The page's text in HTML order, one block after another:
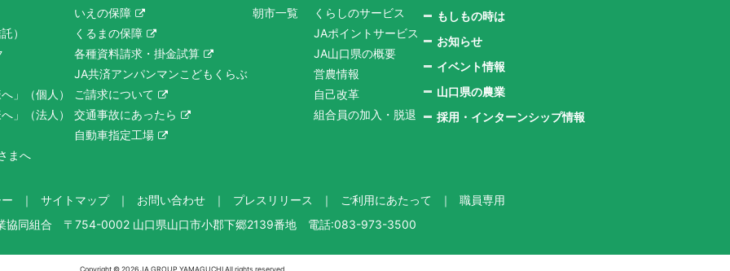
）
」（個人）
」（法人）
いえの保障
くるまの保障
各種資料請求・掛金試算
JA共済アンパンマンこどもくらぶ
ご請求について
交通事故にあったら
自動車指定工場
朝市一覧
くらしのサービス
JAポイントサービス
JA山口県の概要
営農情報
自己改革
組合員の加入・脱退
もしもの時は
お知らせ
イベント情報
山口県の農業
採用・インターンシップ情報
まへ
サイトマップ お問い合わせ プレスリリース ご利用にあたって
職員専用
協同組合 〒754-0002 山口県山口市小郡下郷2139番地電話:083-973-3500
Copyright ©2026 JA GROUP YAMAGUCHI All rights reserved.